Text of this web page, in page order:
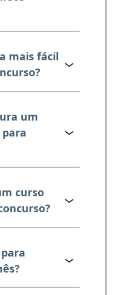
mais fácil
um
curso